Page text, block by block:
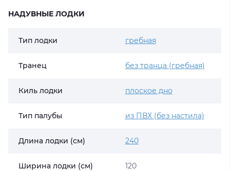
НАДУВНЫЕ ЛОДКИ
Тип лодки гребная
Транец без транца (гребная)
Киль лодки плоское дно
Тип палубы из ПВХ (без настила)
Длина лодки (см) 240
Ширина лодки (см) 120